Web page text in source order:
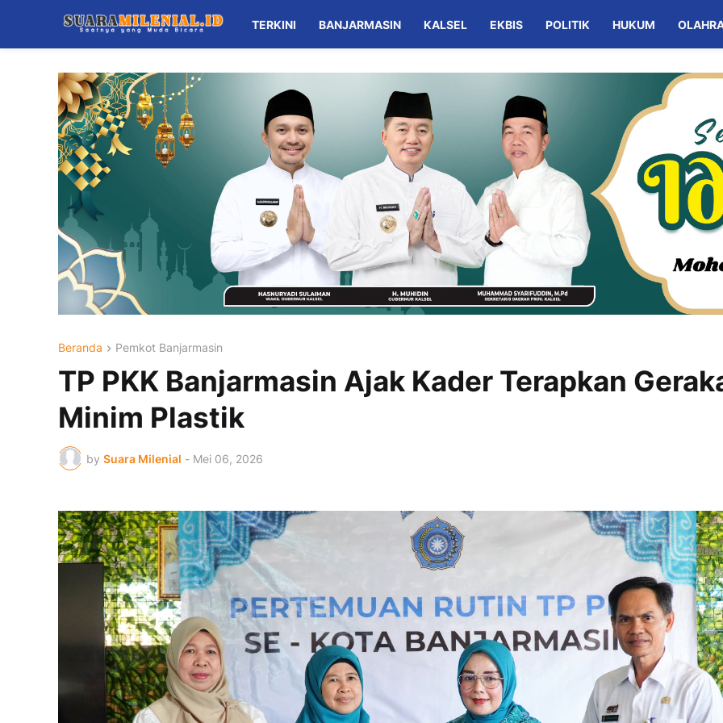
TERKINI BANJARMASIN KALSEL EKBIS POLITIK HUKUM
Beranda Pemkot Banjarmasin
TP PKK Banjarmasin Ajak Kader Terapkan
Minim Plastik
by Suara Milenial - Mei 06, 2026